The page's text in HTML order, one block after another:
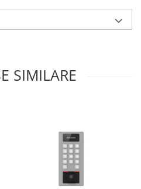
SIMILARE